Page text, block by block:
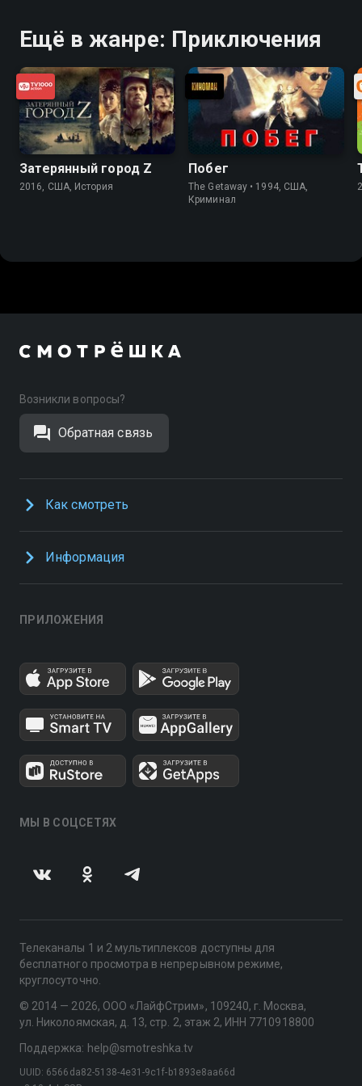
Ещё в жанре: Приключения
Затерянный город Z
2016, США, История
Побег
The Getaway • 1994, США,
Криминал
Возникли вопросы?
Обратная связь
Как смотреть
Информация
ПРИЛОЖЕНИЯ
МЫ В СОЦСЕТЯХ
Телеканалы 1 и 2 мультиплексов доступны для
бесплатного просмотра в непрерывном режиме,
круглосуточно.
© 2014 — 2026, ООО «ЛайфСтрим», 109240, г. Москва,
ул. Николоямская, д. 13, стр. 2, этаж 2, ИНН 7710918800
Поддержка: help@smotreshka.tv
UUID: 6566da82-5138-4e31-9c1f-b1893e8aa66d